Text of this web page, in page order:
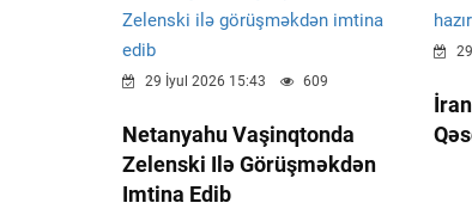
29 İyul 2026 15:43 609
Netanyahu Vaşinqtonda
Zelenski Ilə Görüşməkdən
Imtina Edib